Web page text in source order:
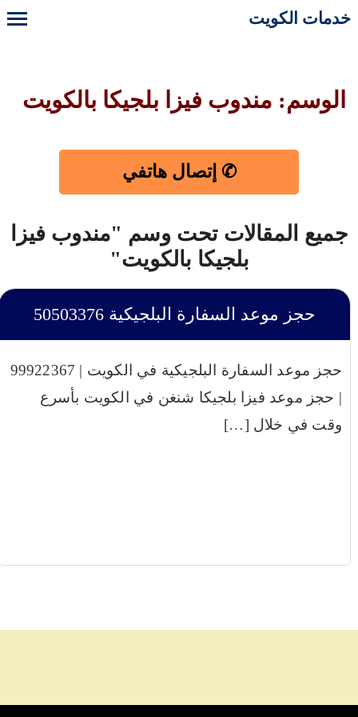
خدمات الكويت
الوسم: مندوب فيزا بلجيكا بالكويت
✆ إتصال هاتفي
جميع المقالات تحت وسم "مندوب فيزا
بلجيكا بالكويت"
حجز موعد السفارة البلجيكية ‎50503376
حجز موعد السفارة البلجيكية في الكويت | 99922367
| حجز موعد فيزا بلجيكا شنغن في الكويت بأسرع
وقت في خلال […]